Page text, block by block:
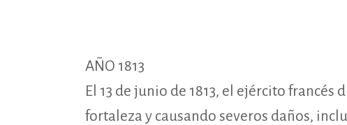
AÑO 1813
El 13 de junio de 1813, el ejército
fortaleza y causando severos daños,